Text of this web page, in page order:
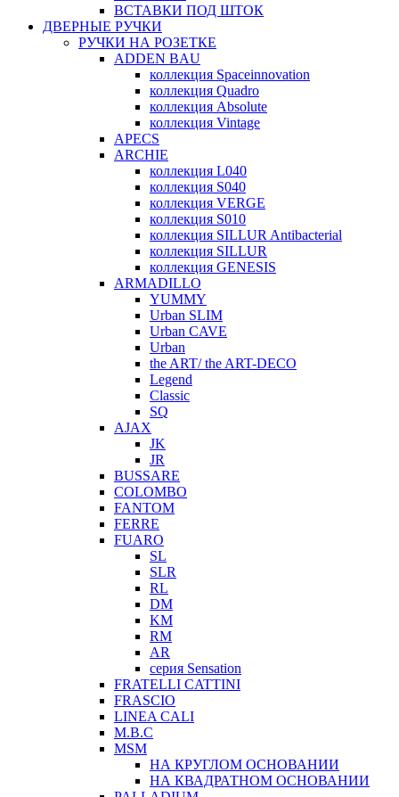
ВСТАВКИ ПОД ШТОК
ДВЕРНЫЕ РУЧКИ
РУЧКИ НА РОЗЕТКЕ
ADDEN BAU
коллекция Spaceinnovation
коллекция Quadro
коллекция Absolute
коллекция Vintage
APECS
ARCHIE
коллекция L040
коллекция S040
коллекция VERGE
коллекция S010
коллекция SILLUR Antibacterial
коллекция SILLUR
коллекция GENESIS
ARMADILLO
YUMMY
Urban SLIM
Urban CAVE
Urban
the ART/ the ART-DECO
Legend
Classic
SQ
AJAX
JK
JR
BUSSARE
COLOMBO
FANTOM
FERRE
FUARO
SL
SLR
RL
DM
KM
RM
AR
серия Sensation
FRATELLI CATTINI
FRASCIO
LINEA CALI
M.B.C
MSM
НА КРУГЛОМ ОСНОВАНИИ
НА КВАДРАТНОМ ОСНОВАНИИ